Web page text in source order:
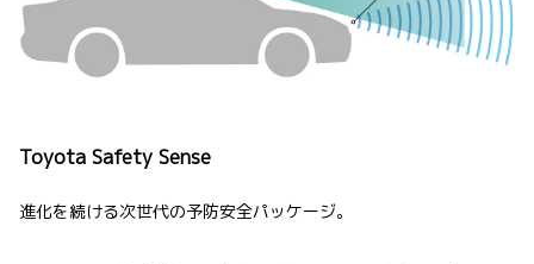
Toyota Safety Sense
進化を続ける次世代の予防安全パッケージ。